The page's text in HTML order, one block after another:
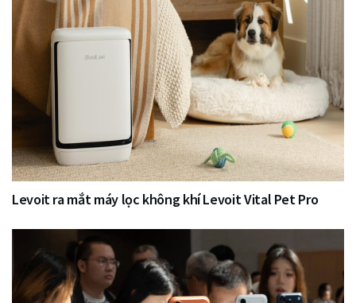
Levoit ra mắt máy lọc không khí Levoit Vital Pet Pro